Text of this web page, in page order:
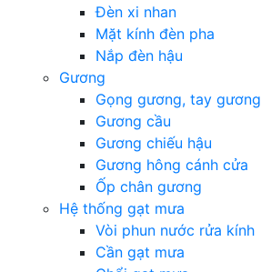
Đèn xi nhan
Mặt kính đèn pha
Nắp đèn hậu
Gương
Gọng gương, tay gương
Gương cầu
Gương chiếu hậu
Gương hông cánh cửa
Ốp chân gương
Hệ thống gạt mưa
Vòi phun nước rửa kính
Cần gạt mưa